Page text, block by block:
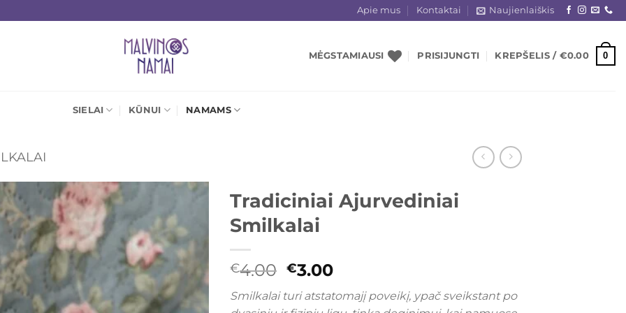
Apie mus Kontaktai Naujienlaiškis
MĖGSTAMIAUSI PRISIJUNGTI KREPŠELIS / €0.00 0
SIELAI KŪNUI NAMAMS
Mėgstamiausias
Tradiciniai Ajurvediniai
Smilkalai
€4.00 Original
price
was:
€3.00Current
price
is:
Smilkalai turi atstatomajį poveikį, ypač sveikstant po